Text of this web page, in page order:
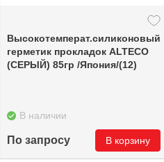
Высокотемперат.силиконовый
герметик прокладок ALTECO
(СЕРЫЙ) 85гр /Япония/(12)
В наличии
По запросу В корзину